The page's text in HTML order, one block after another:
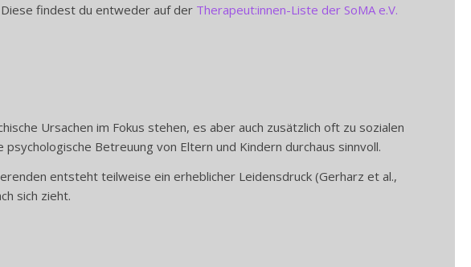
Diese findest du entweder auf der Therapeut:innen-Liste der SoMA e.V.
Ursachen im Fokus stehen, es aber auch zusätzlich oft zu sozialen
Betreuung von Eltern und Kindern durchaus sinnvoll.
entsteht teilweise ein erheblicher Leidensdruck (Gerharz et al.,
sich zieht.